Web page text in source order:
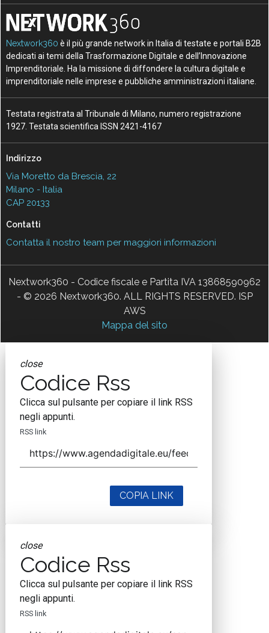
Nextwork360 è il più grande network in Italia di testate e portali B2B
dedicati ai temi della Trasformazione Digitale e dell’Innovazione
Imprenditoriale. Ha la missione di diffondere la cultura digitale e
imprenditoriale nelle imprese e pubbliche amministrazioni italiane.
Testata registrata al Tribunale di Milano, numero registrazione
1927. Testata scientifica ISSN 2421-4167
Indirizzo
Via Moretto da Brescia, 22
Milano - Italia
CAP 20133
Contatti
Contatta il nostro team per maggiori informazioni
Nextwork360 - Codice fiscale e Partita IVA 13868590962
- © 2026 Nextwork360. ALL RIGHTS RESERVED. ISP
AWS
Mappa del sito
close
Codice Rss
Clicca sul pulsante per copiare il link RSS
negli appunti.
RSS link
COPIA LINK
close
Codice Rss
Clicca sul pulsante per copiare il link RSS
negli appunti.
RSS link